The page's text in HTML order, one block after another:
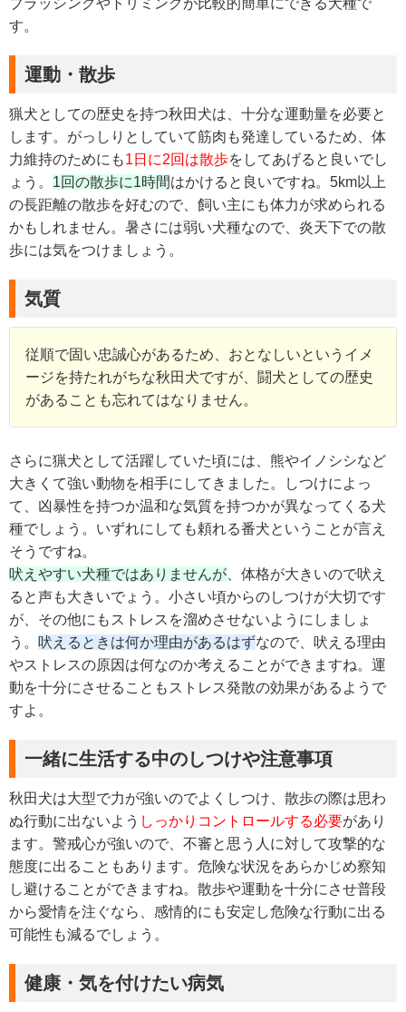
す。
運動・散歩
猟犬としての歴史を持つ秋田犬は、十分な運動量を必要と
します。がっしりとしていて筋肉も発達しているため、体
力維持のためにも1日に2回は散歩をしてあげると良いでし
ょう。 1回の散歩に1時間はかけると良いですね。5km以上
の長距離の散歩を好むので、飼い主にも体力が求められる
かもしれません。暑さには弱い犬種なので、炎天下での散
歩には気をつけましょう。
気質
従順で固い忠誠心があるため、おとなしいというイメ
ージを持たれがちな秋田犬ですが、闘犬としての歴史
があることも忘れてはなりません。
さらに猟犬として活躍していた頃には、熊やイノシシなど
大きくて強い動物を相手にしてきました。しつけによっ
て、凶暴性を持つか温和な気質を持つかが異なってくる犬
種でしょう。いずれにしても頼れる番犬ということが言え
そうですね。
吠えやすい犬種ではありませんが 、体格が大きいので吠え
ると声も大きいでょう。小さい頃からのしつけが大切です
が、その他にもストレスを溜めさせないようにしましょ
う。
吠えるときは何か理由があるはずなので、吠える理由
やストレスの原因は何なのか考えることができますね。運
動を十分にさせることもストレス発散の効果があるようで
すよ。
一緒に生活する中のしつけや注意事項
秋田犬は大型で力が強いのでよくしつけ、散歩の際は思わ
ぬ行動に出ないよう しっかりコントロールする必要があり
ます。警戒心が強いので、不審と思う人に対して攻撃的な
態度に出ることもあります。危険な状況をあらかじめ察知
し避けることができますね。散歩や運動を十分にさせ普段
から愛情を注ぐなら、感情的にも安定し危険な行動に出る
可能性も減るでしょう。
健康・気を付けたい病気